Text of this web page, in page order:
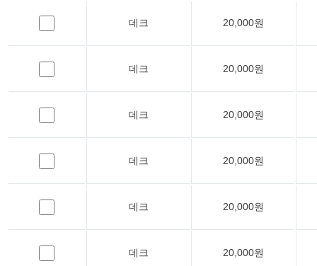
데크 20,000원
데크 20,000원
데크 20,000원
데크 20,000원
데크 20,000원
데크 20,000원